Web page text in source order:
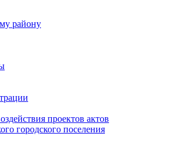
району
проектов актов
городского поселения